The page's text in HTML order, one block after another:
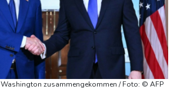
Unruhen in Gefängnis Soldaten ein
Industrieproduktion legt im Juni
in Nordrhein-Westfalen von Traktor
zusammengekommen / Foto: © AFP